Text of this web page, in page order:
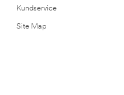
Kundservice
Site Map